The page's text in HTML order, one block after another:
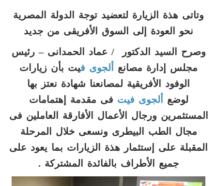
وتاتى هذة الزيارة لتعضيد توجة الدولة المصرية
نحو العودة إلى السوق الأفريقى من جديد
وصرح السيد الدكتور / عماد الحمدانى – رئيس
مجلس إدارة مصانع
ألجوى فيت بأن زيارات
الوفود الأفريقية لمصانعنا شهادة نعتز بها
لوضع
ألجوى فيت فى مقدمة إهتمامات
المستثمرين ورجال الأعمال الأفارقة العاملين فى
مجال الطب البيطرى ونسعى خلال المرحلة
المقبلة على إستثمار هذة الزيارات بما يعود على
جميع الأطراف بالفائدة المشتركة .